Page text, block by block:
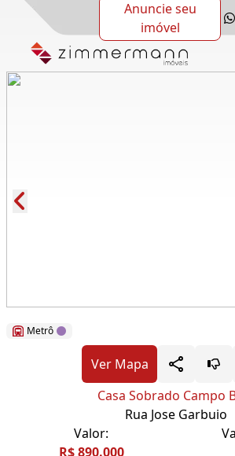
Anuncie seu
imóvel
Metrô
Ver Mapa
Casa Sobrado Campo
Rua Jose Garbuio
Valor:
R$ 890.000